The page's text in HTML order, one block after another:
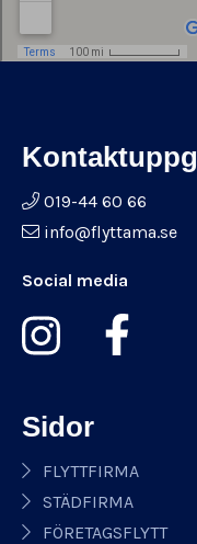
019-44 60 66
info@flyttama.se
Social media
Sidor
FLYTTFIRMA
STÄDFIRMA
FÖRETAGSFLYTT